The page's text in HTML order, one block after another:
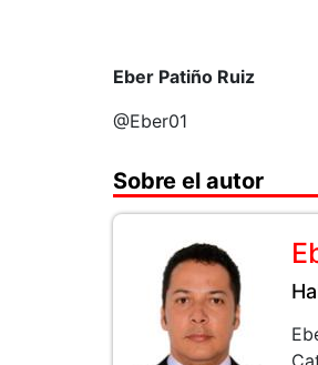
Eber Patiño Ruiz
@Eber01
Sobre el autor